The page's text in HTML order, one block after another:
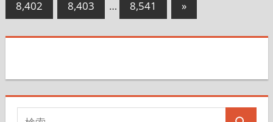
の
ジ
記
8,402 8,403 … 8,541
次
の
記
»